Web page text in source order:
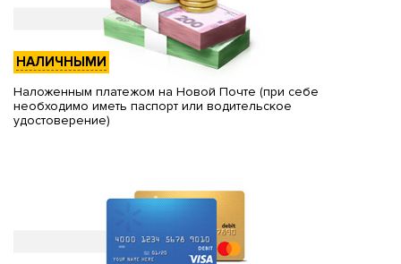
НАЛИЧНЫМИ
Наложенным платежом на Новой Почте (при себе
необходимо иметь паспорт или водительское
удостоверение)